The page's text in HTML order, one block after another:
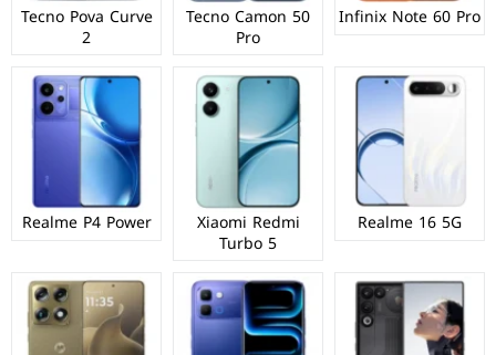
Infinix Note 60 Pro
Tecno Camon 50
Pro
Tecno Pova Curve
2
Realme 16 5G
Xiaomi Redmi
Turbo 5
Realme P4 Power